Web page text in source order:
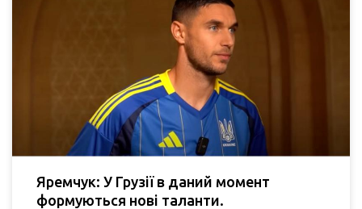
Яремчук: У Грузії в даний момент
формуються нові таланти.